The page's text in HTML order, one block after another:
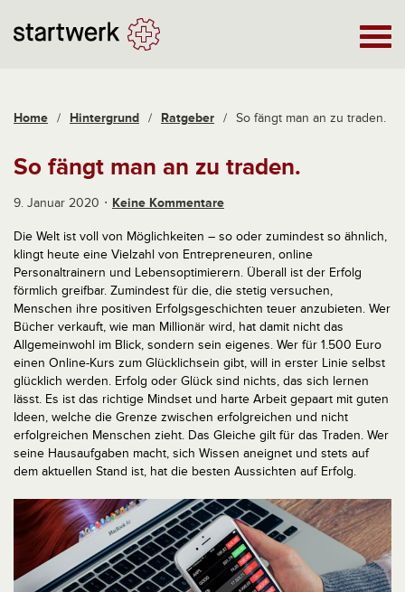
Home / Hintergrund / Ratgeber / So fängt man an zu traden.
So fängt man an zu traden.
9. Januar 2020 Keine Kommentare
Die Welt ist voll von Möglichkeiten – so oder zumindest so ähnlich,
klingt heute eine Vielzahl von Entrepreneuren, online
Personaltrainern und Lebensoptimierern. Überall ist der Erfolg
förmlich greifbar. Zumindest für die, die stetig versuchen,
Menschen ihre positiven Erfolgsgeschichten teuer anzubieten. Wer
Bücher verkauft, wie man Millionär wird, hat damit nicht das
Allgemeinwohl im Blick, sondern sein eigenes. Wer für 1.500 Euro
einen Online-Kurs zum Glücklichsein gibt, will in erster Linie selbst
glücklich werden. Erfolg oder Glück sind nichts, das sich lernen
lässt. Es ist das richtige Mindset und harte Arbeit gepaart mit guten
Ideen, welche die Grenze zwischen erfolgreichen und nicht
erfolgreichen Menschen zieht. Das Gleiche gilt für das Traden. Wer
seine Hausaufgaben macht, sich Wissen aneignet und stets auf
dem aktuellen Stand ist, hat die besten Aussichten auf Erfolg.